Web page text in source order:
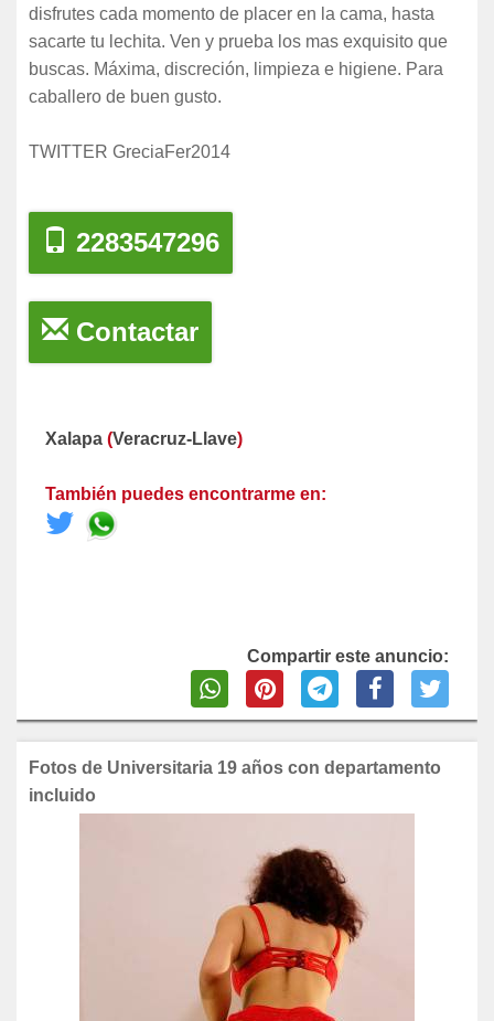
disfrutes cada momento de placer en la cama, hasta
sacarte tu lechita. Ven y prueba los mas exquisito que
buscas. Máxima, discreción, limpieza e higiene. Para
caballero de buen gusto.
TWITTER GreciaFer2014
2283547296
Contactar
Xalapa (Veracruz-Llave)
También puedes encontrarme en:
Compartir este anuncio:
Fotos de Universitaria 19 años con departamento
incluido